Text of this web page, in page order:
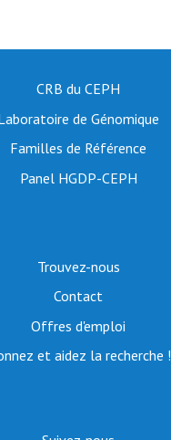
CRB du CEPH
de Génomique
Familles de Référence
Panel HGDP-CEPH
Trouvez-nous
Contact
Offres d'emploi
et aidez la recherche !